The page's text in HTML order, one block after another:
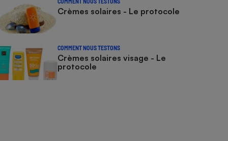
Crèmes solaires - Le protocole
COMMENT NOUS TESTONS
Crèmes solaires visage - Le
protocole